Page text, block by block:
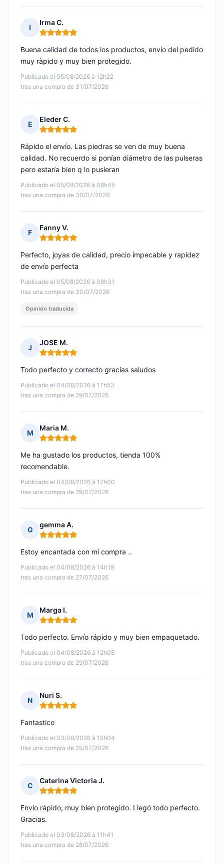
I
Irma C.
Nota: 5 de 5
Publicado el 05/08/2026 à 12h22
tras una compra de 31/07/2026
Buena calidad de todos los productos, envío del pedido
muy ràpido y muy bien protegido.
E
Eleder C.
Nota: 5 de 5
Publicado el 05/08/2026 à 08h45
tras una compra de 30/07/2026
Rápido el envío. Las piedras se ven de muy buena
calidad. No recuerdo si ponían diámetro de las pulseras
pero estaría bien q lo pusieran
F
Fanny V.
Nota: 5 de 5
Publicado el 05/08/2026 à 08h31
tras una compra de 30/07/2026
Perfecto, joyas de calidad, precio impecable y rapidez
de envío perfecta
Opinión traducida
J
JOSE M.
Nota: 5 de 5
Publicado el 04/08/2026 à 17h53
tras una compra de 29/07/2026
Todo perfecto y correcto gracias saludos
M
Maria M.
Nota: 5 de 5
Publicado el 04/08/2026 à 17h00
tras una compra de 29/07/2026
Me ha gustado los productos, tienda 100%
recomendable.
G
gemma A.
Nota: 5 de 5
Publicado el 04/08/2026 à 14h19
tras una compra de 27/07/2026
Estoy encantada con mi compra ..
M
Marga I.
Nota: 5 de 5
Publicado el 04/08/2026 à 12h08
tras una compra de 29/07/2026
Todo perfecto. Envío rápido y muy bien empaquetado.
N
Nuri S.
Nota: 5 de 5
Publicado el 03/08/2026 à 15h04
tras una compra de 25/07/2026
Fantastico
C
Caterina Victoria J.
Nota: 5 de 5
Publicado el 03/08/2026 à 11h41
tras una compra de 28/07/2026
Envío rápido, muy bien protegido. Llegó todo perfecto.
Gracias.